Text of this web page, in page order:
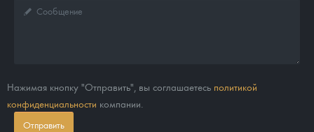
Нажимая кнопку "Отправить", вы соглашаетесь политикой
конфиденциальности компании.
Отправить